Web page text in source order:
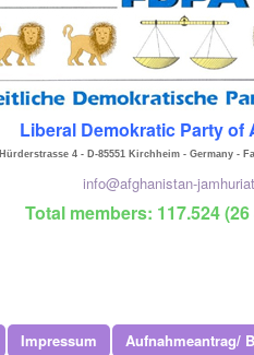
Liberal Demokratic Party of
Hürderstrasse 4 - D-85551 Kirchheim - Germany -
info@afghanistan-
Total members: 117.524
Impressum Aufnahmeantrag/